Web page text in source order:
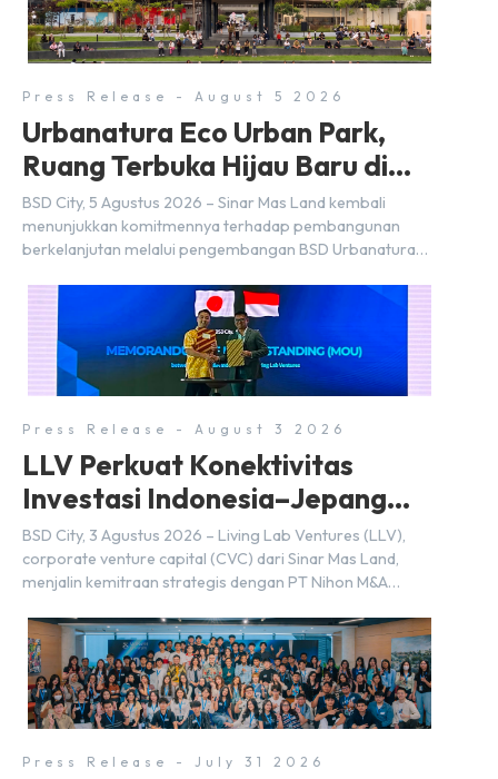
Press Release - August 5 2026
Urbanatura Eco Urban Park,
Ruang Terbuka Hijau Baru di
BSD City
BSD City, 5 Agustus 2026 – Sinar Mas Land kembali
menunjukkan komitmennya terhadap pembangunan
berkelanjutan melalui pengembangan BSD Urbanatura
dengan jalur sungai sepanjang 1,5 km yang dikelilingi
lanskap tropis rimbun di BSD City yang sebelumnya
dikenal sebagai Green Pathway. Transformasi ini
merupakan bagian dari upaya perusahaan untuk […]
Press Release - August 3 2026
LLV Perkuat Konektivitas
Investasi Indonesia–Jepang
(FDI) pada 2025
BSD City, 3 Agustus 2026 – Living Lab Ventures (LLV),
corporate venture capital (CVC) dari Sinar Mas Land,
menjalin kemitraan strategis dengan PT Nihon M&A
Holdings Inc. Kemitraan tersebut ditandai dengan
penandatanganan Memorandum of Understanding
(MoU) oleh Bayu Seto (Partner at Living Lab Ventures)
dan Kosuke Kawata […]
Press Release - July 31 2026